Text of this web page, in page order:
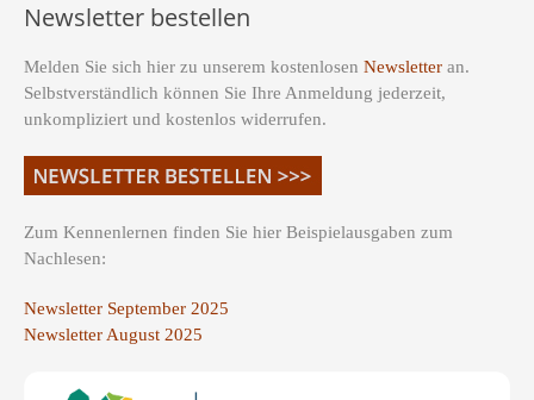
Newsletter bestellen
Melden Sie sich hier zu unserem kostenlosen Newsletter an.
Selbstverständlich können Sie Ihre Anmeldung jederzeit,
unkompliziert und kostenlos widerrufen.
Zum Kennenlernen finden Sie hier Beispielausgaben zum
Nachlesen:
Newsletter September 2025
Newsletter August 2025